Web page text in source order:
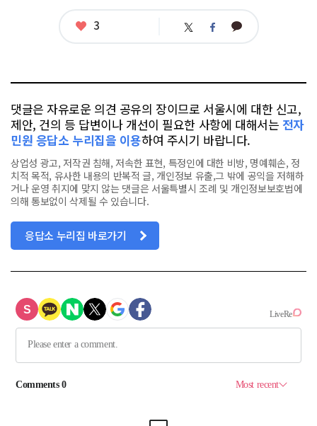
좋
3 트 페 카
댓글은 자유로운 의견 공유의 장이므로 서울시에 대한 신고,
제안, 건의 등 답변이나 개선이 필요한 사항에 대해서는 전자
민원 응답소 누리집을 이용하여 주시기 바랍니다.
상업성 광고, 저작권 침해, 저속한 표현, 특정인에 대한 비방, 명예훼손, 정
치적 목적, 유사한 내용의 반복적 글, 개인정보 유출,그 밖에 공익을 저해하
거나 운영 취지에 맞지 않는 댓글은 서울특별시 조례 및 개인정보보호법에
의해 통보없이 삭제될 수 있습니다.
응답소 누리집 바로가기